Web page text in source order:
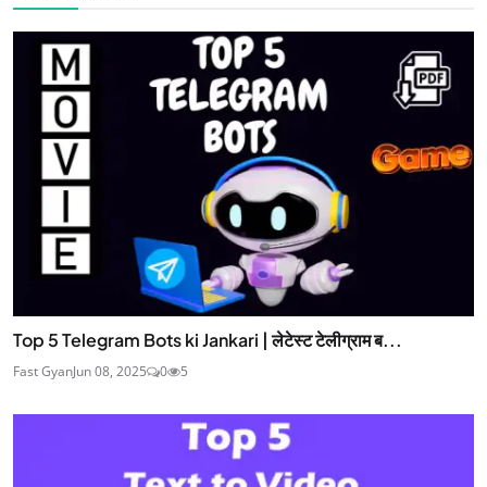
Top 5 Telegram Bots ki Jankari | लेटेस्ट टेलीग्राम ब...
Fast GyanJun 08, 2025 0 5